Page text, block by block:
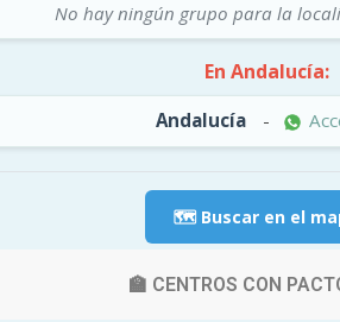
No hay ningún grupo para la
En Andalucía:
Andalucía -
🗺️ Buscar en el
🏫 CENTROS CON